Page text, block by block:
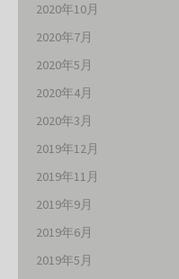
2020年10月
2020年7月
2020年5月
2020年4月
2020年3月
2019年12月
2019年11月
2019年9月
2019年6月
2019年5月